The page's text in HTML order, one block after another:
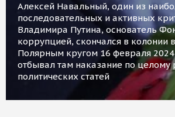
Алексей Навальный, один из
последовательных и активных
Владимира Путина, основатель
коррупцией, скончался в колонии
Полярным кругом 16 февраля
отбывал там наказание по целому
политических статей